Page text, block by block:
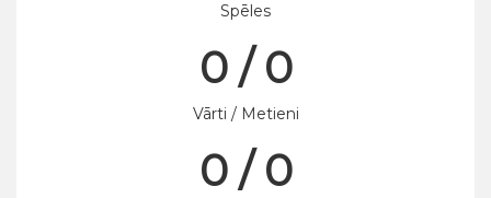
Spēles
0 / 0
Vārti / Metieni
0 / 0